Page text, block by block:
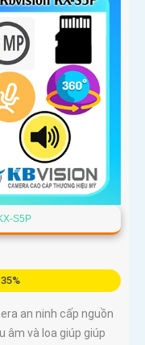
S5P
an ninh cấp nguồn
âm và loa giúp giúp